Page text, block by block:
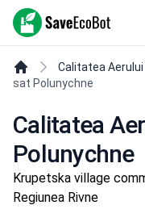
SaveEcoBot
Calitatea Aerului
sat Polunychne
Calitatea
Polunychne
Krupetska village
Regiunea Rivne